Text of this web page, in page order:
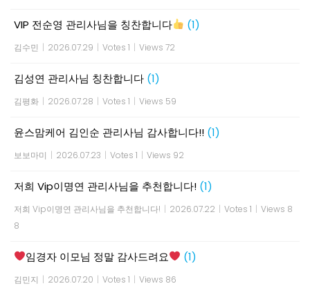
VIP 전순영 관리사님을 칭찬합니다 (1)
김수민 | 2026.07.29 | Votes 1 | Views 72
김성연 관리사님 칭찬합니다 (1)
김평화 | 2026.07.28 | Votes 1 | Views 59
윤스맘케어 김인순 관리사님 감사합니다!! (1)
보보마미 | 2026.07.23 | Votes 1 | Views 92
저희 Vip이명연 관리사님을 추천합니다! (1)
저희 Vip이명연 관리사님을 추천합니다! | 2026.07.22 | Votes 1 | Views 8
8
임경자 이모님 정말 감사드려요 (1)
김민지 | 2026.07.20 | Votes 1 | Views 86